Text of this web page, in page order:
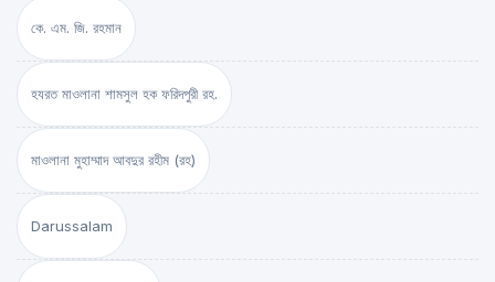
কে. এম. জি. রহমান
হযরত মাওলানা শামসুল হক ফরিদপুরী রহ.
মাওলানা মুহাম্মাদ আবদুর রহীম (রহ)
Darussalam